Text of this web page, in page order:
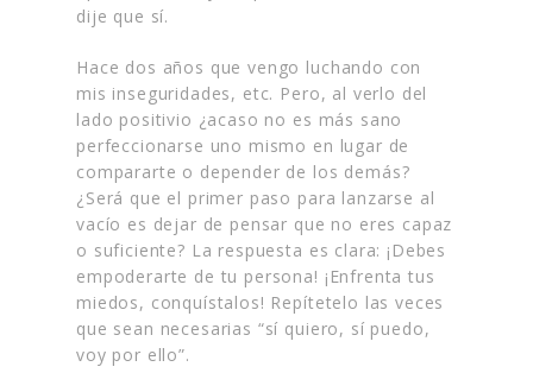
dije que sí.
Hace dos años que vengo luchando con
mis inseguridades, etc. Pero, al verlo del
lado positivio ¿acaso no es más sano
perfeccionarse uno mismo en lugar de
compararte o depender de los demás?
¿Será que el primer paso para lanzarse al
vacío es dejar de pensar que no eres capaz
o suficiente? La respuesta es clara: ¡Debes
empoderarte de tu persona! ¡Enfrenta tus
miedos, conquístalos! Repítetelo las veces
que sean necesarias “sí quiero, sí puedo,
voy por ello”.